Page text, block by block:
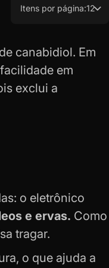
Itens por página:12
canabidiol. Em
em
exclui a
o eletrônico
e ervas. Como
tragar.
o que ajuda a